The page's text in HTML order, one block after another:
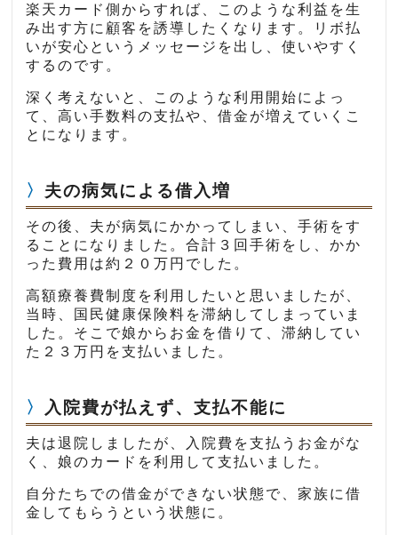
楽天カード側からすれば、このような利益を生
み出す方に顧客を誘導したくなります。リボ払
いが安心というメッセージを出し、使いやすく
するのです。
深く考えないと、このような利用開始によっ
て、高い手数料の支払や、借金が増えていくこ
とになります。
夫の病気による借入増
その後、夫が病気にかかってしまい、手術をす
ることになりました。合計３回手術をし、かか
った費用は約２０万円でした。
高額療養費制度を利用したいと思いましたが、
当時、国民健康保険料を滞納してしまっていま
した。そこで娘からお金を借りて、滞納してい
た２３万円を支払いました。
入院費が払えず、支払不能に
夫は退院しましたが、入院費を支払うお金がな
く、娘のカードを利用して支払いました。
自分たちでの借金ができない状態で、家族に借
金してもらうという状態に。